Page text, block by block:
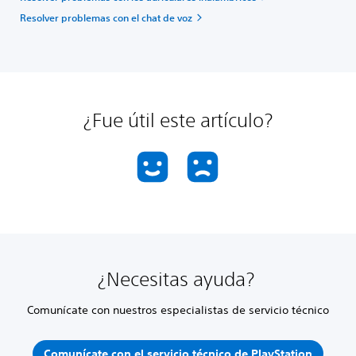
Resolver problemas con el chat de voz
¿Fue útil este artículo?
¿Necesitas ayuda?
Comunícate con nuestros especialistas de servicio técnico